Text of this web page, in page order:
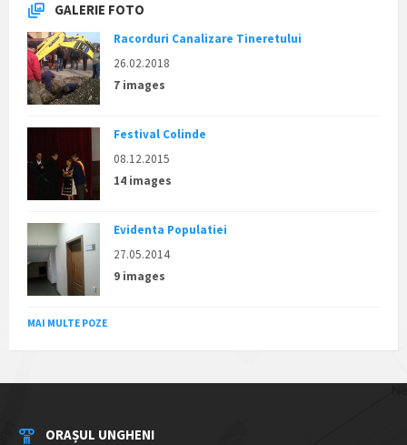
GALERIE FOTO
Racorduri Canalizare Tineretului
26.02.2018
7 images
Festival Colinde
08.12.2015
14 images
Evidenta Populatiei
27.05.2014
9 images
MAI MULTE POZE
ORAȘUL UNGHENI